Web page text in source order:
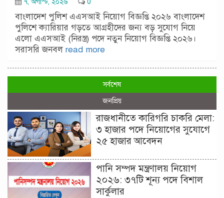
৭, অগাস্ট, ২০২৬
0
বাংলাদেশ পুলিশ এএসআই নিয়োগ বিজ্ঞপ্তি ২০২৬ বাংলাদেশ
পুলিশে ক্যারিয়ার গড়তে আগ্রহীদের জন্য বড় সুযোগ নিয়ে
এলো এএসআই (নিরস্ত্র) পদে নতুন নিয়োগ বিজ্ঞপ্তি ২০২৬।
সরাসরি জনবল read more
সর্বশেষ
জনপ্রিয়
রাজধানীতে কারিগরি চাকরি মেলা:
৩ হাজার পদে নিয়োগের সুযোগে
২৫ হাজার আবেদন
পানি সম্পদ মন্ত্রণালয় নিয়োগ
২০২৬: ৩৭টি শূন্য পদে বিশাল
সার্কুলার